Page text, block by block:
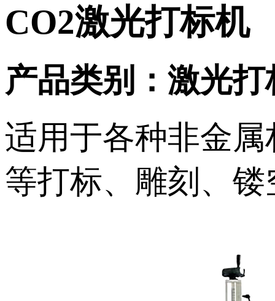
CO2激光打标机
产品类别：激光打
适用于各种非金
等打标、雕刻、